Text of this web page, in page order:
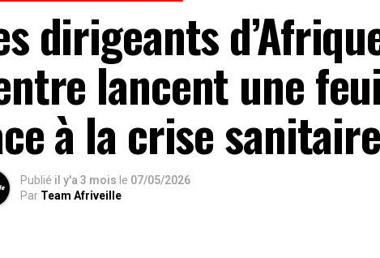
dirigeants
lancent une
à la crise
Publié il y'a 3 mois le 07/05/2026
Par Team Afriveille